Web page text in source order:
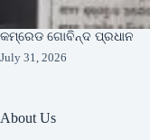
କମ୍ରେଡ ଗୋବିନ୍ଦ ପ୍ରଧାନ
July 31, 2026
About Us